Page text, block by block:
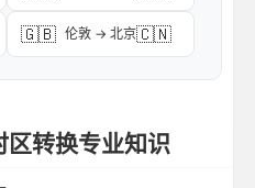
🇬🇧 伦敦 → 北京🇨🇳
区转换专业知识